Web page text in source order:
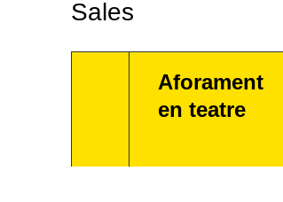
Sales
Aforament
en teatre